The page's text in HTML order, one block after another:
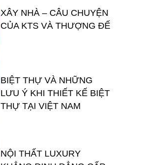
XÂY NHÀ – CÂU CHUYỆN
CỦA KTS VÀ THƯỢNG ĐẾ
BIỆT THỰ VÀ NHỮNG
LƯU Ý KHI THIẾT KẾ BIỆT
THỰ TẠI VIỆT NAM
NỘI THẤT LUXURY